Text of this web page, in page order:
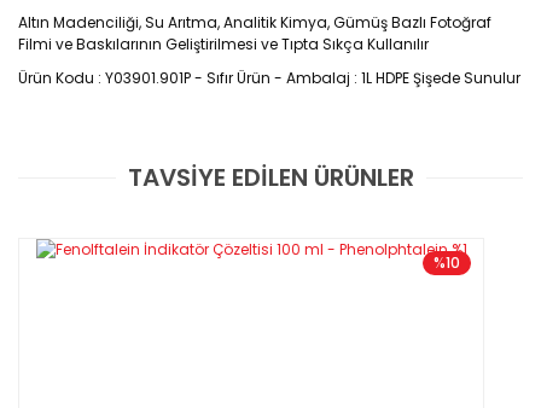
Altın Madenciliği, Su Arıtma, Analitik Kimya, Gümüş Bazlı Fotoğraf
Filmi ve Baskılarının Geliştirilmesi ve Tıpta Sıkça Kullanılır
Ürün Kodu : Y03901.901P - Sıfır Ürün - Ambalaj : 1L HDPE Şişede Sunulur
Bu ürüne ilk yorumu siz yapın!
Yorum Yaz
TAVSİYE EDİLEN ÜRÜNLER
%10